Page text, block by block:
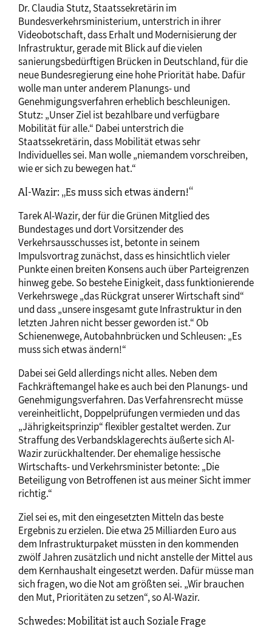
Dr. Claudia Stutz, Staatssekretärin im
Bundesverkehrsministerium, unterstrich in ihrer
Videobotschaft, dass Erhalt und Modernisierung der
Infrastruktur, gerade mit Blick auf die vielen
sanierungsbedürftigen Brücken in Deutschland, für die
neue Bundesregierung eine hohe Priorität habe. Dafür
wolle man unter anderem Planungs- und
Genehmigungsverfahren erheblich beschleunigen.
Stutz: „Unser Ziel ist bezahlbare und verfügbare
Mobilität für alle.“ Dabei unterstrich die
Staatssekretärin, dass Mobilität etwas sehr
Individuelles sei. Man wolle „niemandem vorschreiben,
wie er sich zu bewegen hat.“
Al-Wazir: „Es muss sich etwas ändern!“
Tarek Al-Wazir, der für die Grünen Mitglied des
Bundestages und dort Vorsitzender des
Verkehrsausschusses ist, betonte in seinem
Impulsvortrag zunächst, dass es hinsichtlich vieler
Punkte einen breiten Konsens auch über Parteigrenzen
hinweg gebe. So bestehe Einigkeit, dass funktionierende
Verkehrswege „das Rückgrat unserer Wirtschaft sind“
und dass „unsere insgesamt gute Infrastruktur in den
letzten Jahren nicht besser geworden ist.“ Ob
Schienenwege, Autobahnbrücken und Schleusen: „Es
muss sich etwas ändern!“
Dabei sei Geld allerdings nicht alles. Neben dem
Fachkräftemangel hake es auch bei den Planungs- und
Genehmigungsverfahren. Das Verfahrensrecht müsse
vereinheitlicht, Doppelprüfungen vermieden und das
„Jährigkeitsprinzip“ flexibler gestaltet werden. Zur
Straffung des Verbandsklagerechts äußerte sich Al-
Wazir zurückhaltender. Der ehemalige hessische
Wirtschafts- und Verkehrsminister betonte: „Die
Beteiligung von Betroffenen ist aus meiner Sicht immer
richtig.“
Ziel sei es, mit den eingesetzten Mitteln das beste
Ergebnis zu erzielen. Die etwa 25 Milliarden Euro aus
dem Infrastrukturpaket müssten in den kommenden
zwölf Jahren zusätzlich und nicht anstelle der Mittel aus
dem Kernhaushalt eingesetzt werden. Dafür müsse man
sich fragen, wo die Not am größten sei. „Wir brauchen
den Mut, Prioritäten zu setzen“, so Al-Wazir.
Schwedes: Mobilität ist auch Soziale Frage